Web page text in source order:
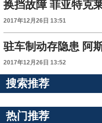
换挡故障 菲亚特克
2017年12月26日 13:51
2017年12月26日 13:52
搜索推荐
热门推荐